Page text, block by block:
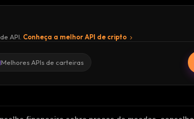
API. Conheça a melhor API de cripto
Melhores APIs de carteiras